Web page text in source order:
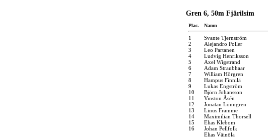
Gren 6, 50m Fjärilsim
Plac. Namn
1 Svante Tjernström
2
Alejandro Poller
3
Leo Partanen
4
Ludvig Henriksson
5
Axel Wigstrand
6
Adam Straubhaar
7
William Hörgren
8
Hampus Finnilä
9
Lukas Engström
10
Björn Johansson
11
Vinston Åsén
12
Jonatan Lönngren
13
Linus Framme
14
Maximilian Thorsell
15
Elias Klebom
16
Johan Pellfolk
Elias Väinölä